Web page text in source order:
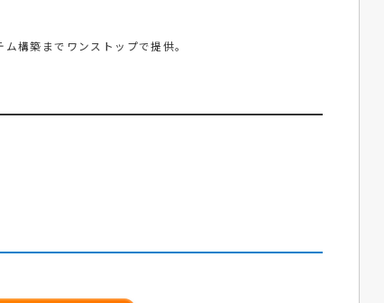
構築までワンストップで提供。